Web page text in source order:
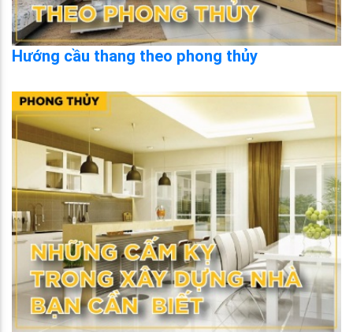
Hướng cầu thang theo phong thủy